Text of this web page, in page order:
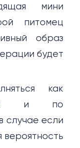
мини
питомец
образ
будет
как
так и по
случае если